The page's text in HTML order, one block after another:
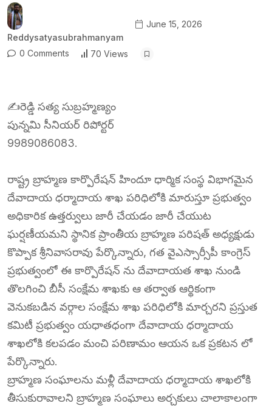
Reddysatyasubrahmanyam
June 15, 2026
0 Comments 70 Views
✍️రెడ్డి సత్య సుబ్రహ్మణ్యం
పున్నమి సీనియర్ రిపోర్టర్
9989086083.
రాష్ట్ర బ్రాహ్మణ కార్పొరేషన్ హిందూ ధార్మిక సంస్థ విభాగమైన
దేవాదాయ ధర్మాదాయ శాఖ పరిధిలోకి మారుస్తూ ప్రభుత్వం
అధికారిక ఉత్తర్వులు జారీ చేయడం జారీ చేయుట
ఘర్షణీయమని స్థానిక ప్రాంతీయ బ్రాహ్మణ పరిషత్ అధ్యక్షుడు
కొప్పాక శ్రీనివాసరావు పేర్కొన్నారు, గత వైఎస్సార్సీపీ కాంగ్రెస్
ప్రభుత్వంలో ఈ కార్పొరేషన్ ను దేవాదాయత శాఖ నుండి
తొలగించి బీసీ సంక్షేమ శాఖకు ఆ తర్వాత ఆర్థికంగా
వెనుకబడిన వర్గాల సంక్షేమ శాఖ పరిధిలోకి మార్చరని ప్రస్తుత
కమిటీ ప్రభుత్వం యధాతధంగా దేవాదాయ ధర్మాదాయ
శాఖలోకి కలపడం మంచి పరిణామం ఆయన ఒక ప్రకటన లో
పేర్కొన్నారు.
బ్రాహ్మణ సంఘాలను మళ్లీ దేవాదాయ ధర్మాదాయ శాఖలోకి
తీసుకురావాలని బ్రాహ్మణ సంఘాలు అర్చకులు చాలాకాలంగా